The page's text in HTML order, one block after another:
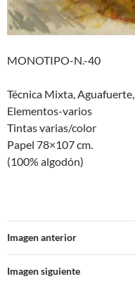
MONOTIPO-N.-40
Técnica Mixta, Aguafuerte,
Elementos-varios
Tintas varias/color
Papel 78×107 cm.
(100% algodón)
Imagen anterior
Imagen siguiente